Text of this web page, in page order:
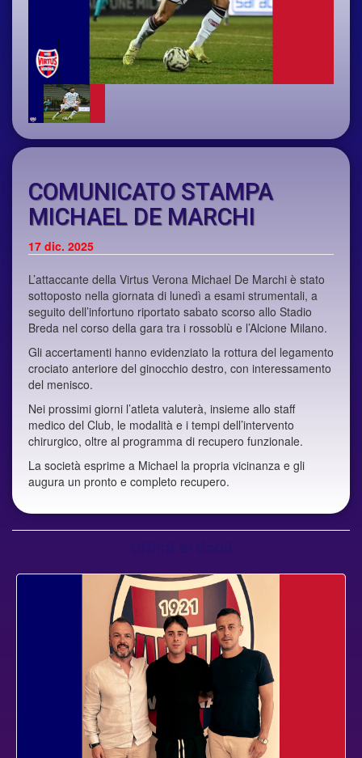
COMUNICATO STAMPA
MICHAEL DE MARCHI
17 dic. 2025
L’attaccante della Virtus Verona Michael De Marchi è stato
sottoposto nella giornata di lunedì a esami strumentali, a
seguito dell’infortuno riportato sabato scorso allo Stadio
Breda nel corso della gara tra i rossoblù e l’Alcione Milano.
Gli accertamenti hanno evidenziato la rottura del legamento
crociato anteriore del ginocchio destro, con interessamento
del menisco.
Nei prossimi giorni l’atleta valuterà, insieme allo staff
medico del Club, le modalità e i tempi dell’intervento
chirurgico, oltre al programma di recupero funzionale.
La società esprime a Michael la propria vicinanza e gli
augura un pronto e completo recupero.